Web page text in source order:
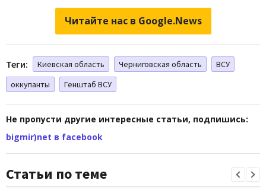
Читайте нас в Google.News
Теги: Киевская область Черниговская область
ВСУ
оккупанты
Генштаб ВСУ
Не пропусти другие интересные статьи, подпишись:
bigmir)net в facebook
Статьи по теме